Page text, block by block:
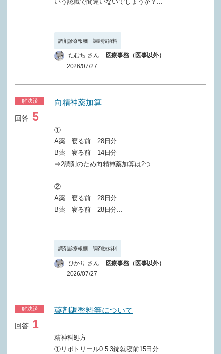
いう認識で間違いないでしょうか？...
調剤診療報酬 調剤技術料
たむち さん
医療事務（医事以外）
2026/07/27
解決済
回答 5
向精神薬加算
①
A薬 寝る前 28日分
B薬 寝る前 14日分
⇒2調剤のため向精神薬加算は2つ
②
A薬 寝る前 28日分
B薬 寝る前 28日分...
調剤診療報酬 調剤技術料
ひかり さん
医療事務（医事以外）
2026/07/27
解決済
回答 1
薬剤調整料等について
精神科処方
①リボトリール0.5 3錠就寝前15日分